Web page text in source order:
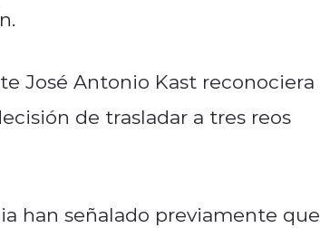
José Antonio Kast reconociera
de trasladar a tres reos
han señalado previamente que